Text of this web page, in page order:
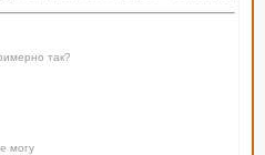
так?
могу